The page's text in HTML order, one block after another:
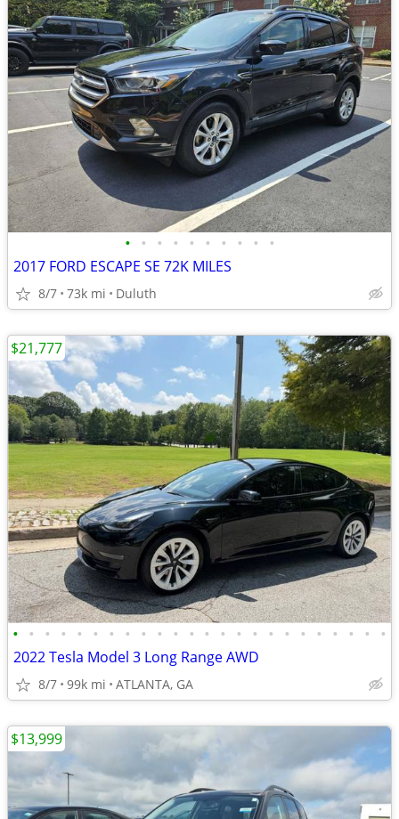
• • • • • • • • • •
2017 FORD ESCAPE SE 72K MILES
8/7 73k mi Duluth
• • • • • • • • • • • • • • • • • • • • • • • •
2022 Tesla Model 3 Long Range AWD
8/7 99k mi ATLANTA, GA
$21,777
$13,999